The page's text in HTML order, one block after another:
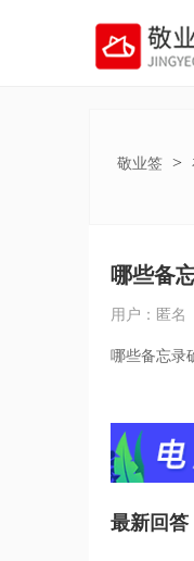
敬业签 >
哪些备
用户：匿名
哪些备忘录
最新回答